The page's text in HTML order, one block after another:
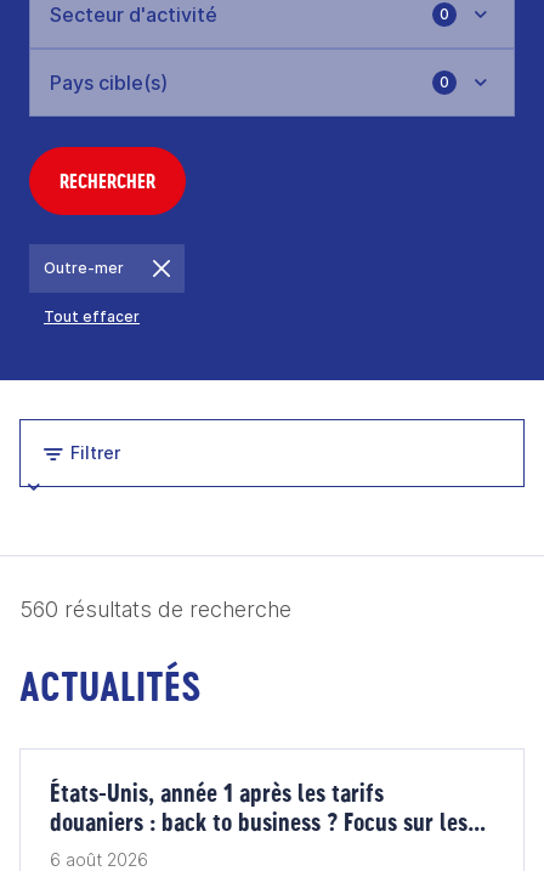
0
0
RECHERCHER
Outre-mer
Tout effacer
Filtrer
560 résultats de recherche
ACTUALITÉS
États-Unis, année 1 après les tarifs
douaniers : back to business ? Focus sur les
vins et les produits alimentaires
6 août 2026